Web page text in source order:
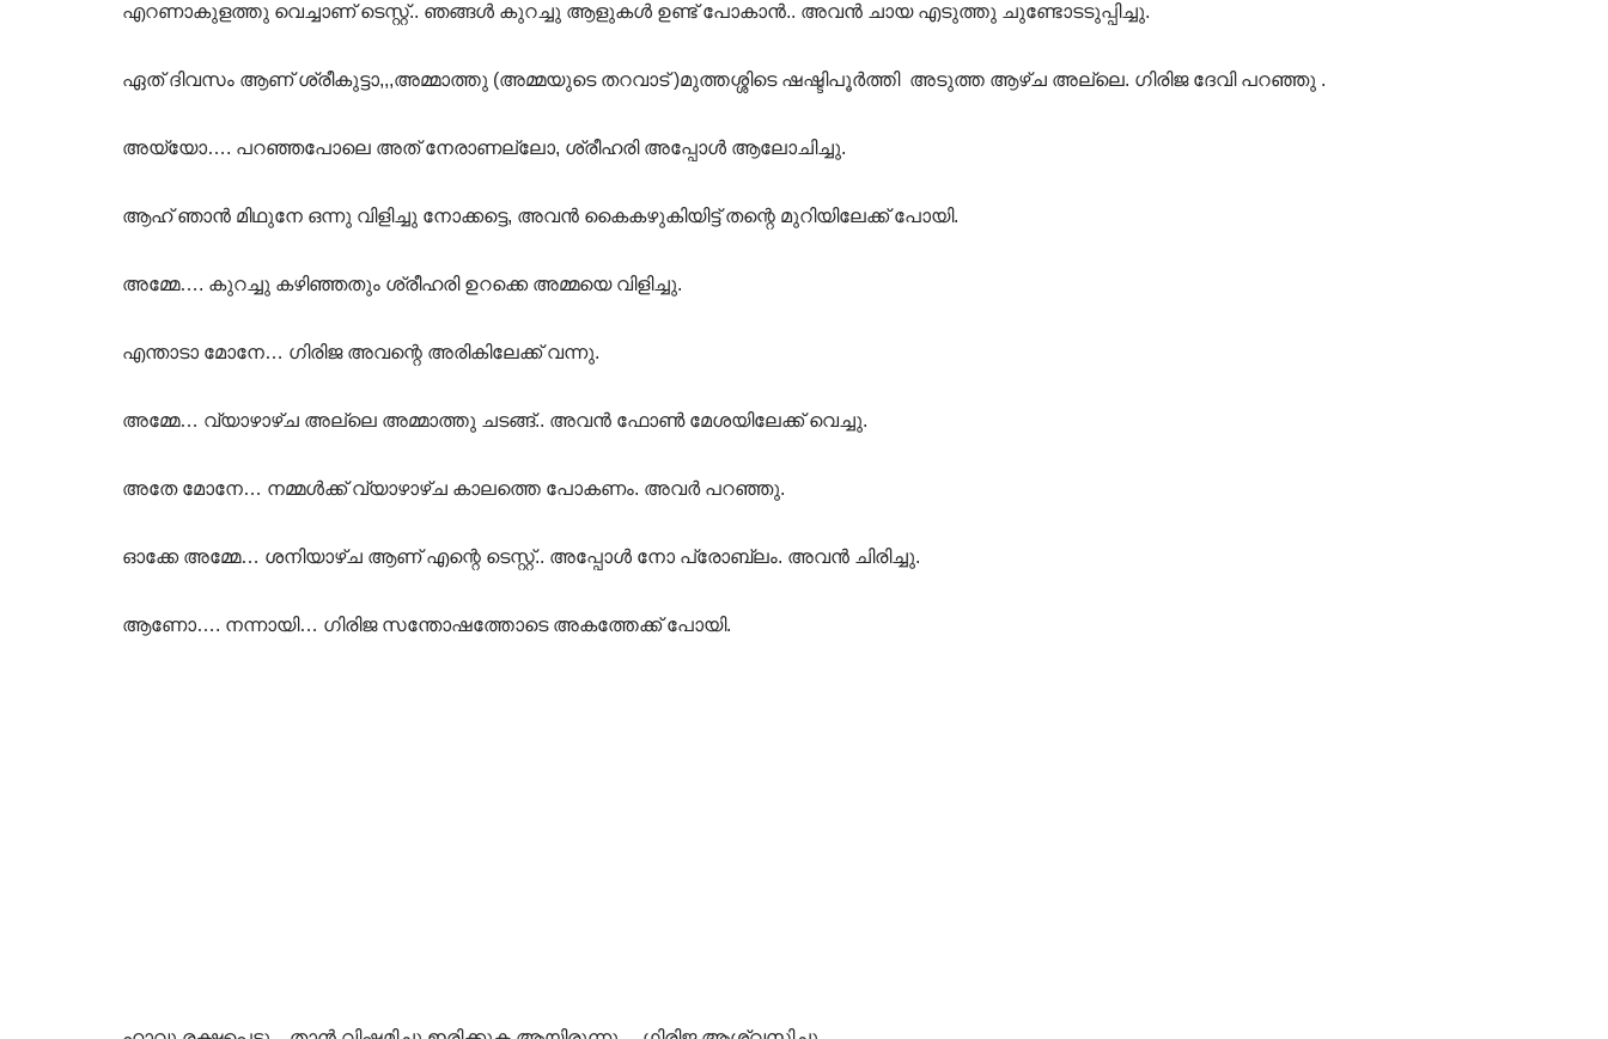
എറണാകുളത്തു വെച്ചാണ് ടെസ്റ്റ്‌.. ഞങ്ങൾ കുറച്ചു ആളുകൾ ഉണ്ട് പോകാൻ.. അവൻ ചായ എടുത്തു ചുണ്ടോടടുപ്പിച്ചു.
ഏത് ദിവസം ആണ് ശ്രീകുട്ടാ,,,അമ്മാത്തു (അമ്മയുടെ തറവാട് )മുത്തശ്ശിടെ ഷഷ്ടിപൂർത്തി അടുത്ത ആഴ്ച അല്ലെ. ഗിരിജ ദേവി പറഞ്ഞു .
അയ്യോ…. പറഞ്ഞപോലെ അത് നേരാണല്ലോ, ശ്രീഹരി അപ്പോൾ ആലോചിച്ചു.
ആഹ് ഞാൻ മിഥുനേ ഒന്നു വിളിച്ചു നോക്കട്ടെ, അവൻ കൈകഴുകിയിട്ട് തന്റെ മുറിയിലേക്ക് പോയി.
അമ്മേ…. കുറച്ചു കഴിഞ്ഞതും ശ്രീഹരി ഉറക്കെ അമ്മയെ വിളിച്ചു.
എന്താടാ മോനേ… ഗിരിജ അവന്റെ അരികിലേക്ക് വന്നു.
അമ്മേ… വ്യാഴാഴ്ച അല്ലെ അമ്മാത്തു ചടങ്ങ്.. അവൻ ഫോൺ മേശയിലേക്ക് വെച്ചു.
അതേ മോനേ… നമ്മൾക്ക് വ്യാഴാഴ്ച കാലത്തെ പോകണം. അവർ പറഞ്ഞു.
ഓക്കേ അമ്മേ… ശനിയാഴ്ച ആണ് എന്റെ ടെസ്റ്റ്‌.. അപ്പോൾ നോ പ്രോബ്ലം. അവൻ ചിരിച്ചു.
ആണോ…. നന്നായി… ഗിരിജ സന്തോഷത്തോടെ അകത്തേക്ക് പോയി.